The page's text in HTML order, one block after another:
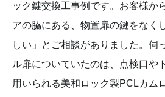
ック鍵交換工事例です。お客様か
アの脇にある、物置扉の鍵をなく
しい」とご相談がありました。伺
ル扉についていたのは、点検口や
用いられる美和ロック製PCLカム